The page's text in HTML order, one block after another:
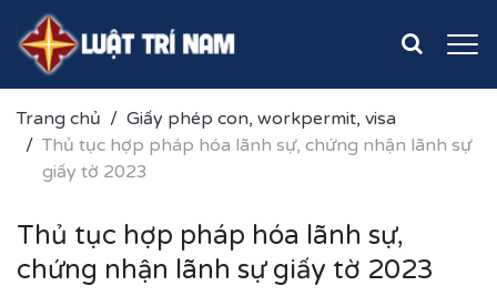
Trang chủ
Giấy phép con, workpermit, visa
Thủ tục hợp pháp hóa lãnh sự, chứng nhận lãnh sự
giấy tờ 2023
Thủ tục hợp pháp hóa lãnh sự,
chứng nhận lãnh sự giấy tờ 2023